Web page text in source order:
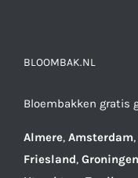
BLOOMBAK.NL
Bloembakken gratis
Almere, Amsterdam,
Friesland, Groningen